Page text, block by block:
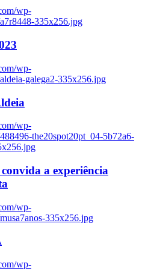
wp-
335x256.jpg
wp-
galega2-335x256.jpg
wp-
the20spot20pt_04-5b72a6-
a experiência
wp-
335x256.jpg
wp-